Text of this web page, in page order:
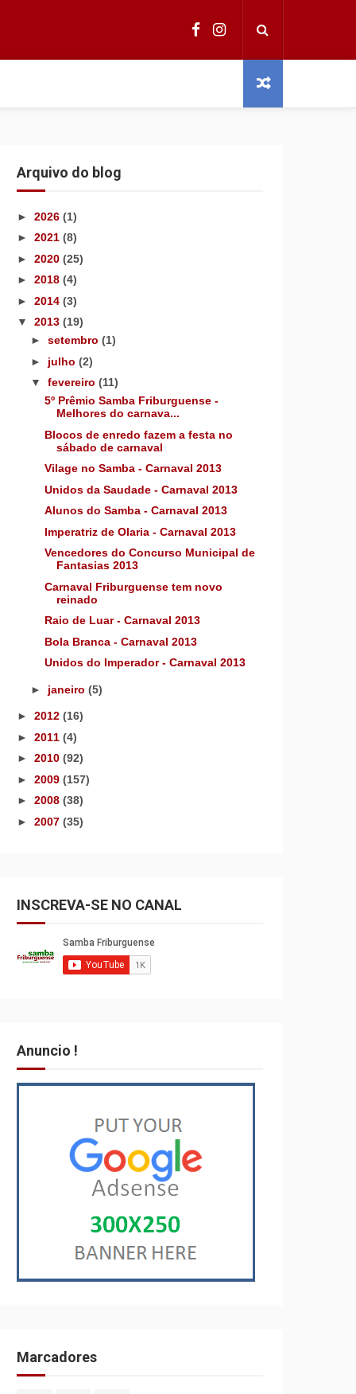
Arquivo do blog
► 2026 (1)
► 2021 (8)
► 2020 (25)
► 2018 (4)
► 2014 (3)
▼ 2013 (19)
► setembro (1)
► julho (2)
▼ fevereiro (11)
5º Prêmio Samba Friburguense -
Melhores do carnava...
Blocos de enredo fazem a festa no
sábado de carnaval
Vilage no Samba - Carnaval 2013
Unidos da Saudade - Carnaval 2013
Alunos do Samba - Carnaval 2013
Imperatriz de Olaria - Carnaval 2013
Vencedores do Concurso Municipal de
Fantasias 2013
Carnaval Friburguense tem novo
reinado
Raio de Luar - Carnaval 2013
Bola Branca - Carnaval 2013
Unidos do Imperador - Carnaval 2013
► janeiro (5)
► 2012 (16)
► 2011 (4)
► 2010 (92)
► 2009 (157)
► 2008 (38)
► 2007 (35)
INSCREVA-SE NO CANAL
Anuncio !
Marcadores